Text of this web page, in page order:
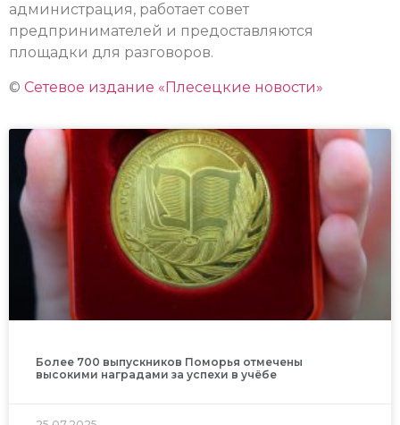
администрация, работает совет
предпринимателей и предоставляются
площадки для разговоров.
© Сетевое издание «Плесецкие новости»
Более 700 выпускников Поморья отмечены
высокими наградами за успехи в учёбе